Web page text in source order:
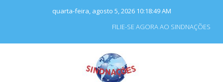
quarta-feira, agosto 5, 2026 10:18:50 AM
FILIE-SE AGORA AO SINDNAÇÕES